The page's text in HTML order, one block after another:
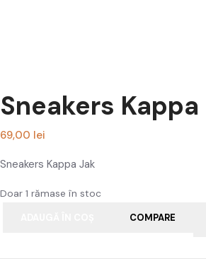
Sneakers
69,00 lei
Sneakers Kappa Jak
Doar 1 rămase în stoc
COMPARE